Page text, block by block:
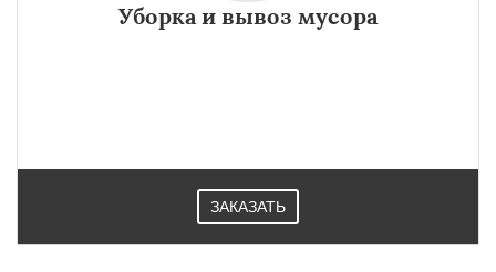
Уборка и вывоз мусора
ЗАКАЗАТЬ